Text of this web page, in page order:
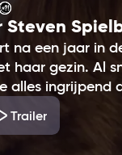
Steven
na een jaar in
haar gezin. Al
alles ingrijpend
Trailer